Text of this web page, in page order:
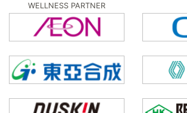
WELLNESS PARTNER